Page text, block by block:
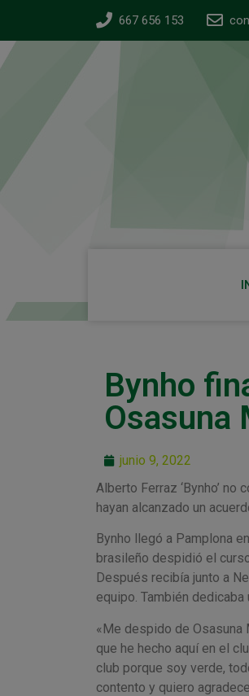
667 656 153
Bynho
Osasuna
junio 9, 2022
Alberto Ferraz ‘Bynho’
hayan alcanzado un
Bynho llegó a Pamplona
brasileño despidió el
Después recibía junto a
equipo. También
«Me despido de Osasuna
que he hecho aquí en el
club porque soy verde,
contento y quiero